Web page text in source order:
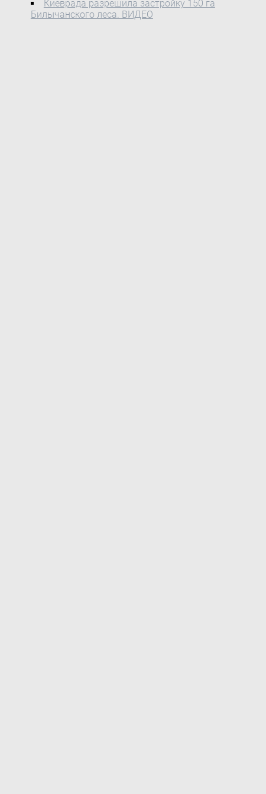
Киеврада разрешила застройку 150 га
Билычанского леса. ВИДЕО